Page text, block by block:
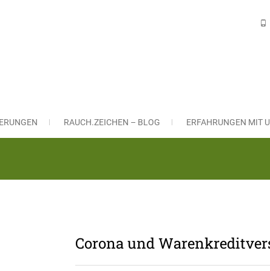
RAUCH.ZEICHEN – BLOG ERFAHRUNGEN MIT
Corona und